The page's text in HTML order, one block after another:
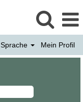
Sprache Mein Profil